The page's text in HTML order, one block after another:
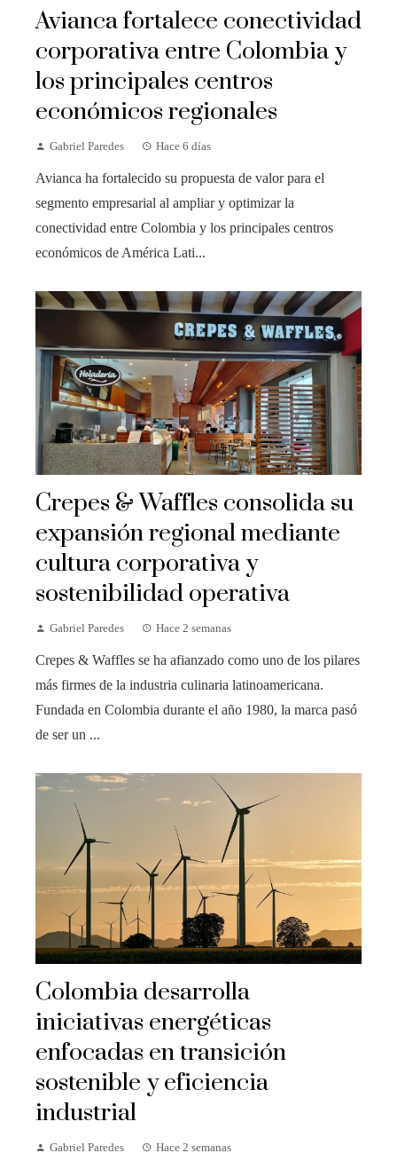
Avianca fortalece conectividad
corporativa entre Colombia y
los principales centros
económicos regionales
Gabriel Paredes Hace 6 días
Avianca ha fortalecido su propuesta de valor para el
segmento empresarial al ampliar y optimizar la
conectividad entre Colombia y los principales centros
económicos de América Lati...
Crepes & Waffles consolida su
expansión regional mediante
cultura corporativa y
sostenibilidad operativa
Gabriel Paredes Hace 2 semanas
Crepes & Waffles se ha afianzado como uno de los pilares
más firmes de la industria culinaria latinoamericana.
Fundada en Colombia durante el año 1980, la marca pasó
de ser un ...
Colombia desarrolla
iniciativas energéticas
enfocadas en transición
sostenible y eficiencia
industrial
Gabriel Paredes Hace 2 semanas